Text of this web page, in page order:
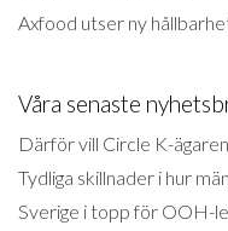
Axfood utser ny
Våra senaste
Därför vill Circle K-
Tydliga skillnader i hur
Sverige i topp för OOH-